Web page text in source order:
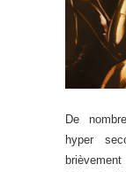
De
hyper